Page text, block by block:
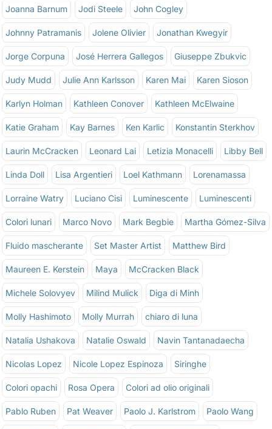
Joanna Barnum Jodi Steele John Cogley
Johnny Patramanis Jolene Olivier Jonathan Kwegyir
Jorge Corpuna José Herrera Gallegos Giuseppe Zbukvic
Judy Mudd Julie Ann Karlsson Karen Mai Karen Sioson
Karlyn Holman Kathleen Conover Kathleen McElwaine
Katie Graham Kay Barnes Ken Karlic Konstantin Sterkhov
Laurin McCracken Leonard Lai Letizia Monacelli Libby Bell
Linda Doll Lisa Argentieri Loel Kathmann Lorenamassa
Lorraine Watry Luciano Cisi Luminescente Luminescenti
Colori lunari Marco Novo Mark Begbie Martha Gómez-Silva
Fluido mascherante Set Master Artist Matthew Bird
Maureen E. Kerstein Maya McCracken Black
Michele Solovyev Milind Mulick Diga di Minh
Molly Hashimoto Molly Murrah chiaro di luna
Natalia Ushakova Natalie Oswald Navin Tantanadaecha
Nicolas Lopez Nicole Lopez Espinoza Siringhe
Colori opachi Rosa Opera Colori ad olio originali
Pablo Ruben Pat Weaver Paolo J. Karlstrom Paolo Wang